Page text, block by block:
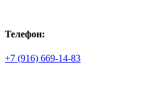
Телефон:
+7 (916) 669-14-83